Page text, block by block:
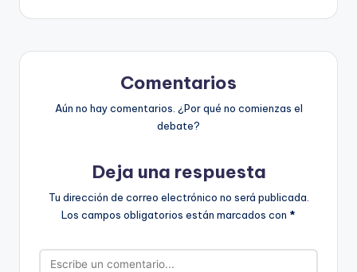
Comentarios
Aún no hay comentarios. ¿Por qué no comienzas el
debate?
Deja una respuesta
Tu dirección de correo electrónico no será publicada.
Los campos obligatorios están marcados con *